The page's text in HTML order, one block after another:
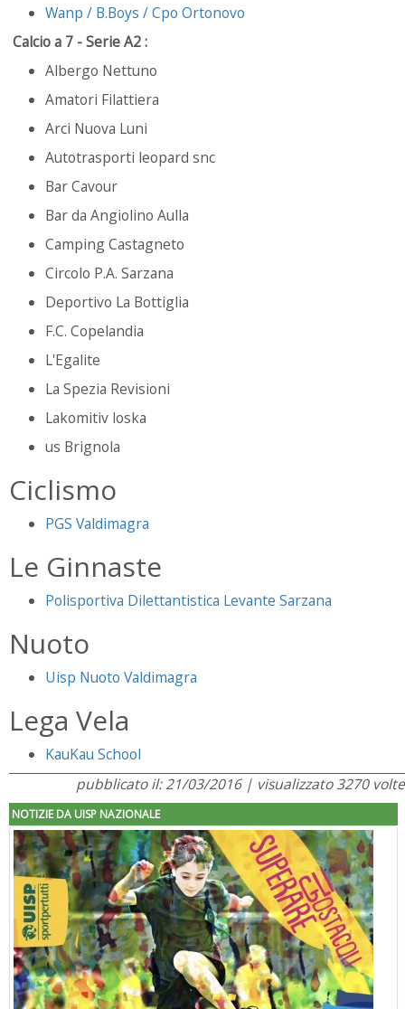
Wanp / B.Boys / Cpo Ortonovo
Calcio a 7 - Serie A2 :
Albergo Nettuno
Amatori Filattiera
Arci Nuova Luni
Autotrasporti leopard snc
Bar Cavour
Bar da Angiolino Aulla
Camping Castagneto
Circolo P.A. Sarzana
Deportivo La Bottiglia
F.C. Copelandia
L'Egalite
La Spezia Revisioni
Lakomitiv loska
us Brignola
Ciclismo
PGS Valdimagra
Le Ginnaste
Polisportiva Dilettantistica Levante Sarzana
Nuoto
Uisp Nuoto Valdimagra
Lega Vela
KauKau School
pubblicato il: 21/03/2016 | visualizzato 3270 volte
NOTIZIE DA UISP NAZIONALE